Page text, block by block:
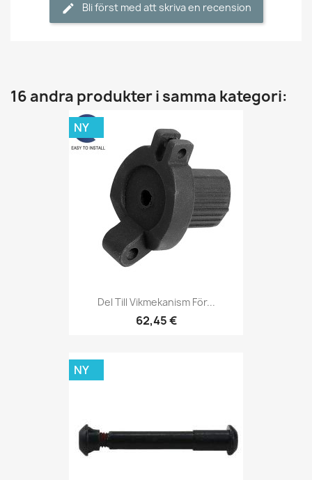
Bli först med att skriva en recension
16 andra produkter i samma kategori:
Del Till Vikmekanism För...
62,45 €
NY
NY